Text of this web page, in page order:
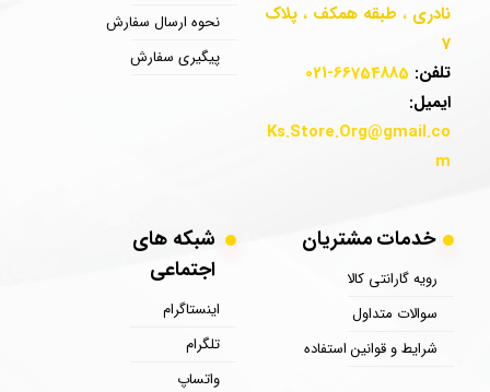
نحوه ارسال سفارش
پیگیری سفارش
نادری ،​​​​​​​ طبقه همکف ، پلاک
7
تلفن: 66754885-021
ایمیل:
Ks.Store.Org@gmail.co
m
رویه گارانتی کالا
سوالات متداول
شرایط و قوانین استفاده
خدمات مشتریان
اینستاگرام
تلگرام
واتساپ
​​​​شبکه های
اجتماعی